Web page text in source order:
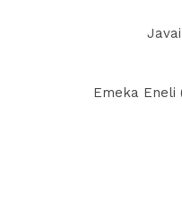
Emeka Eneli